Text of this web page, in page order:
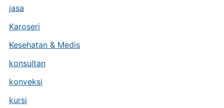
jasa
Karoseri
Kesehatan & Medis
konsultan
konveksi
kursi